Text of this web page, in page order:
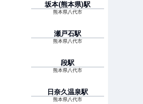
坂本(熊本県)駅
熊本県八代市
瀬戸石駅
熊本県八代市
段駅
熊本県八代市
日奈久温泉駅
熊本県八代市